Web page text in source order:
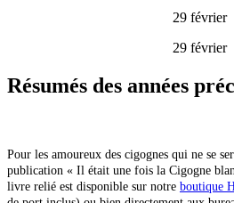
29 février
29 février
Résumés des années
Pour les amoureux des cigognes qui ne se
publication « Il était une fois la Cigogne
livre relié est disponible sur notre boutique